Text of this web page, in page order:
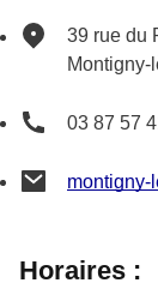
39 rue du
Montigny-
03 87 57
montigny-
Horaires :